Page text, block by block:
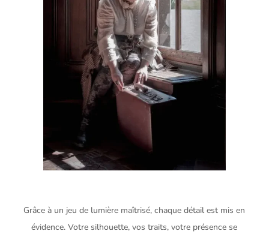
Grâce à un jeu de lumière maîtrisé, chaque détail est mis en
évidence. Votre silhouette, vos traits, votre présence se